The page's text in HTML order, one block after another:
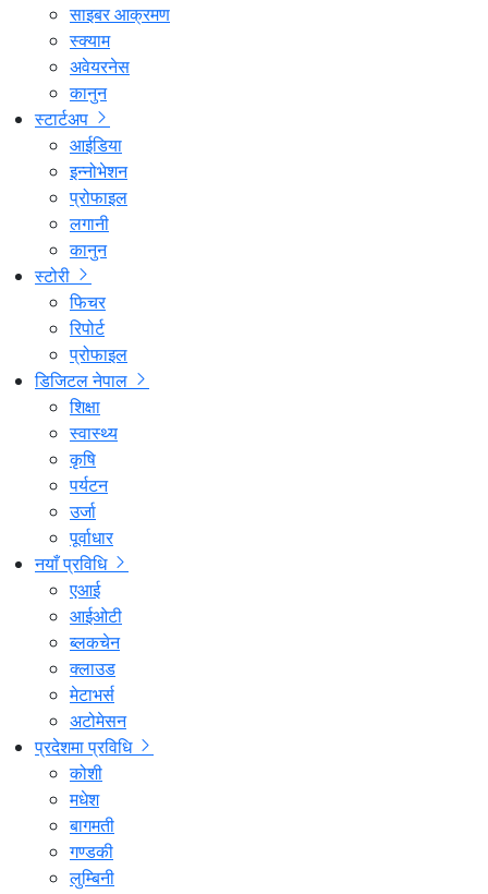
साइबर आक्रमण
स्क्याम
अवेयरनेस
कानुन
स्टार्टअप
आईडिया
इन्नोभेशन
प्रोफाइल
लगानी
कानुन
स्टोरी
फिचर
रिपोर्ट
प्रोफाइल
डिजिटल नेपाल
शिक्षा
स्वास्थ्य
कृषि
पर्यटन
उर्जा
पूर्वाधार
नयाँ प्रविधि
एआई
आईओटी
ब्लकचेन
क्लाउड
मेटाभर्स
अटोमेसन
प्रदेशमा प्रविधि
कोशी
मधेश
बागमती
गण्डकी
लुम्बिनी